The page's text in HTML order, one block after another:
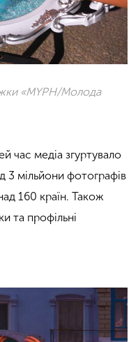
«MYPH/Молода
час медіа згуртувало
3 мільйони фотографів
160 країн. Також
та профільні